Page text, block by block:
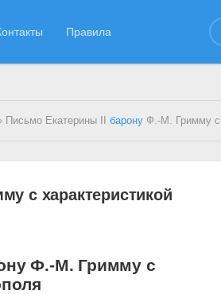
Правила
Письмо Екатерины IIбарону Ф.-М. Гримму с
с характеристикой
Ф.-М. Гримму с